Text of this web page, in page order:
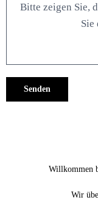
Bitte zeigen Sie,
Sie
Willkommen
Wir